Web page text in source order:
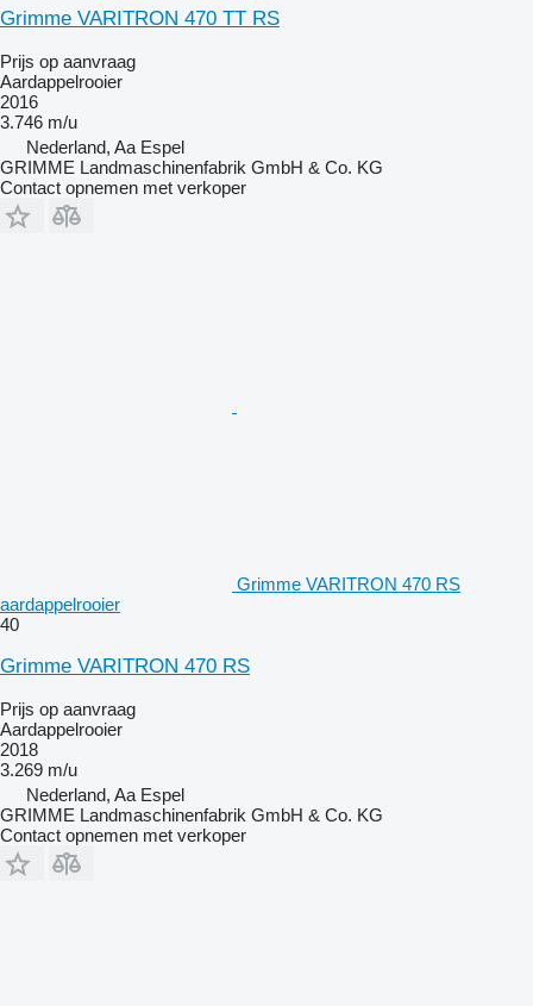
Grimme VARITRON 470 TT RS
Prijs op aanvraag
Aardappelrooier
2016
3.746 m/u
Nederland, Aa Espel
GRIMME Landmaschinenfabrik GmbH & Co. KG
Contact opnemen met verkoper
Grimme VARITRON 470 RS
aardappelrooier
40
Grimme VARITRON 470 RS
Prijs op aanvraag
Aardappelrooier
2018
3.269 m/u
Nederland, Aa Espel
GRIMME Landmaschinenfabrik GmbH & Co. KG
Contact opnemen met verkoper